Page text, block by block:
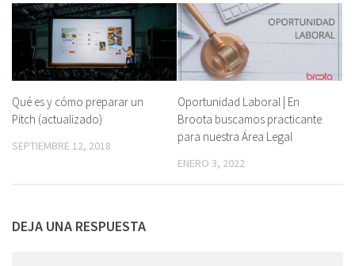
Qué es y cómo preparar un
Pitch (actualizado)
SEPTIEMBRE 12, 2018
Oportunidad Laboral | En
Broota buscamos practicante
para nuestra Área Legal
ENERO 3, 2022
DEJA UNA RESPUESTA